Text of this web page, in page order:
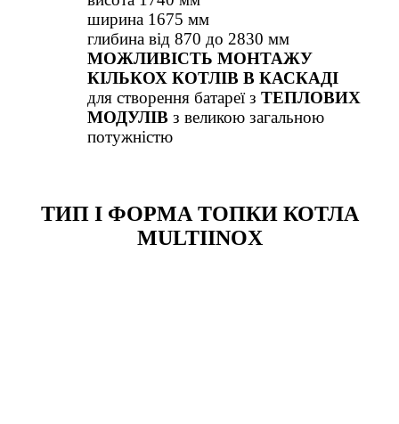
ширина 1675 мм
глибина від 870 до 2830 мм
МОЖЛИВІСТЬ МОНТАЖУ
КІЛЬКОХ КОТЛІВ В КАСКАДІ
для створення батареї з ТЕПЛОВИХ
МОДУЛІВ з великою загальною
потужністю
ТИП І ФОРМА ТОПКИ КОТЛА
MULTIINOX